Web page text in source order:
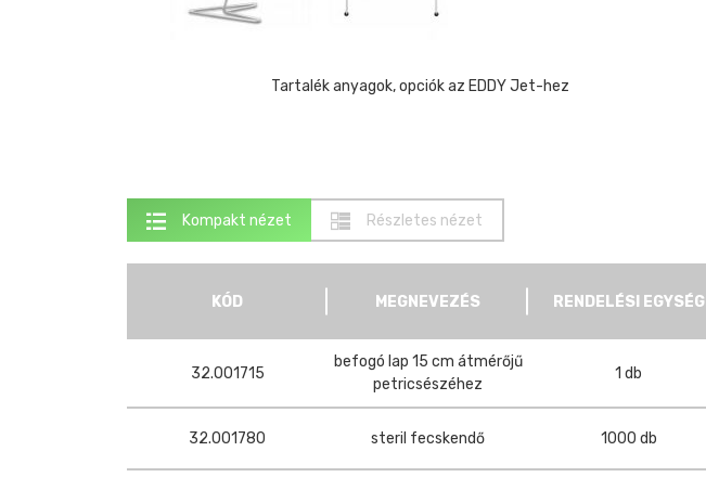
Tartalék anyagok, opciók az EDDY Jet-hez
Kompakt nézet Részletes nézet
KÓD MEGNEVEZÉS RENDELÉSI EGYSÉG
32.001715
befogó lap 15 cm átmérőjű
petricsészéhez
1 db
32.001780 steril fecskendő 1000 db